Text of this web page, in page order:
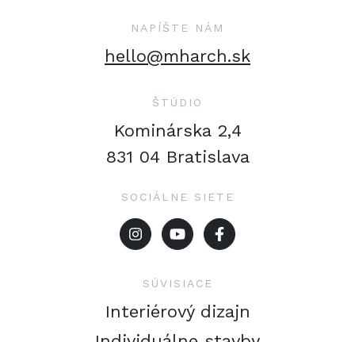
NAPÍŠTE NÁM
hello@mharch.sk
ŠTÚDIO
Kominárska 2,4
831 04 Bratislava
SOCIÁLNE SIETE
SÚVISIACE
Interiérový dizajn